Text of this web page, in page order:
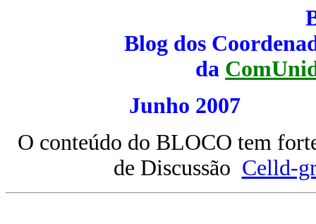
Blog dos
da
Junho
O conteúdo do BLOCO tem
de Discussão Celld-